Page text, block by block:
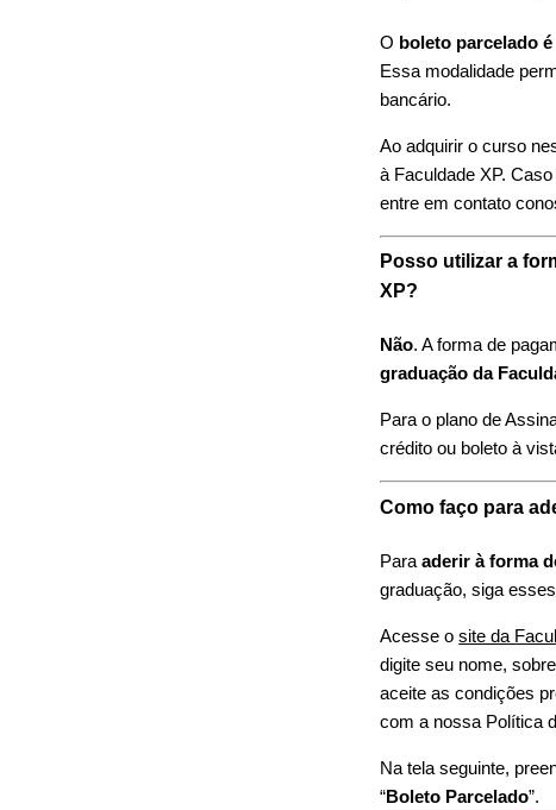
O boleto parcelado
Essa modalidade
bancário.
Ao adquirir o curso
à Faculdade XP.
entre em contato
Posso utilizar a
XP?
Não. A forma de
graduação da
Para o plano de
crédito ou boleto à
Como faço para
Paraaderir à forma
graduação, siga
Acesse osite da
digite seu nome,
aceite as condições
com a nossa Política
Na tela seguinte,
“Boleto Parcelado”.